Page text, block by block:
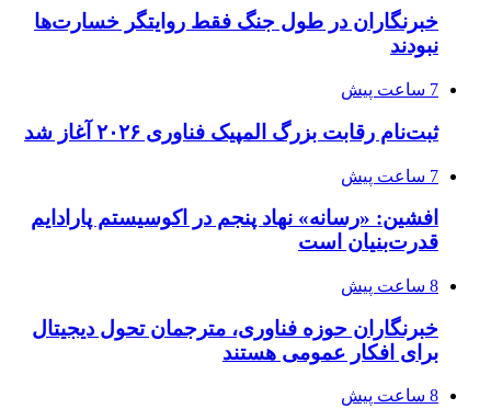
خبرنگاران در طول جنگ فقط روایتگر خسارت‌ها
نبودند
7 ساعت پیش
ثبت‌نام رقابت بزرگ المپیک فناوری ۲۰۲۶ آغاز شد
7 ساعت پیش
افشین: «رسانه» نهاد پنجم در اکوسیستم پارادایم
قدرت‌بنیان است
8 ساعت پیش
خبرنگاران حوزه فناوری، مترجمان تحول دیجیتال
برای افکار عمومی هستند
8 ساعت پیش